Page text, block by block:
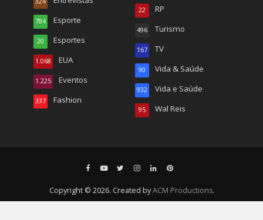
Esporte
784
Esportes
20
EUA
1.068
Eventos
1.225
Fashion
337
RP
22
Turismo
496
TV
167
Vida & Saúde
90
Vida e Saúde
932
Wal Reis
95
Copyright © 2026. Created byACM Productions.